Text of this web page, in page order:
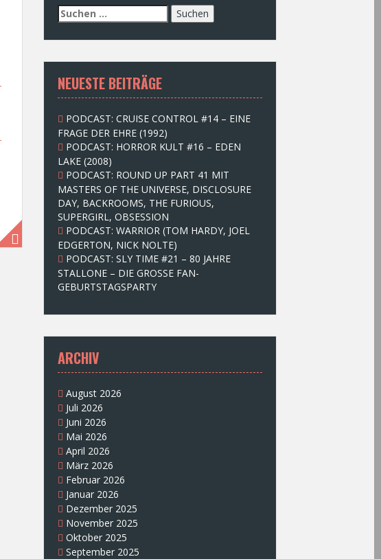
S
u
c
e
n
n
c
h
:
NEUESTE BEITRÄGE
PODCAST: CRUISE CONTROL #14 – EINE
FRAGE DER EHRE (1992)
PODCAST: HORROR KULT #16 – EDEN
LAKE (2008)
PODCAST: ROUND UP PART 41 MIT
MASTERS OF THE UNIVERSE, DISCLOSURE
DAY, BACKROOMS, THE FURIOUS,
SUPERGIRL, OBSESSION
PODCAST: WARRIOR (TOM HARDY, JOEL
EDGERTON, NICK NOLTE)
PODCAST: SLY TIME #21 – 80 JAHRE
STALLONE – DIE GROSSE FAN-
GEBURTSTAGSPARTY
ARCHIV
August 2026
Juli 2026
Juni 2026
Mai 2026
April 2026
März 2026
Februar 2026
Januar 2026
Dezember 2025
November 2025
Oktober 2025
September 2025